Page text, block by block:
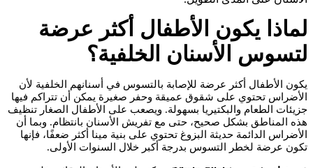
لماذا يكون الأطفال أكثر عرضة
لتسوس الأسنان الخلفية؟
يكون الأطفال أكثر عرضة للإصابة بالتسوس في أسنانهم الخلفية لأن
الأضراس تحتوي على شقوق عميقة وحفر صغيرة يمكن أن تتراكم فيها
جزيئات الطعام والبكتيريا بسهولة. ويصعب على الأطفال الصغار تنظيف
هذه المناطق بشكل صحيح، حتى مع تفريش الأسنان بانتظام. وبما أن
الأضراس الدائمة حديثة البزوغ تحتوي على بنية مينا أكثر ضعفًا، فإنها
تكون عرضة لخطر التسوس بدرجة أكبر خلال السنوات الأولى.